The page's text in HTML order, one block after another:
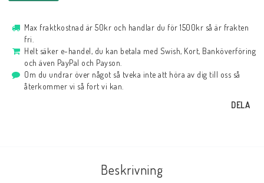
Max fraktkostnad är 50kr och handlar du för 1500kr så är frakten
fri.
Helt säker e-handel, du kan betala med Swish, Kort, Banköverföring
och även PayPal och Payson.
Om du undrar över något så tveka inte att höra av dig till oss så
återkommer vi så fort vi kan.
DELA
Beskrivning